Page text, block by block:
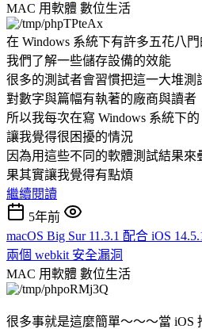
MAC 用軟體 數位生活
在 Windows 系統下有許多五花八
我們了解一些儲存設備的效能
很多的測試者會習慣把這一大堆測
對數字與篇幅有執著的廠商與讀者
所以我每次在寫 Windows 系統下
讓我覺得很困擾的情況
因為用這些不同的軟體測試結果
果其實讓我覺得有點煩
繼續閱讀
5年前
macOS Big Sur 11.3.1 配合 iOS
兩個 webkit 安全漏洞
MAC 用軟體 數位生活
很多事就是這麼簡單～～～當 iOS